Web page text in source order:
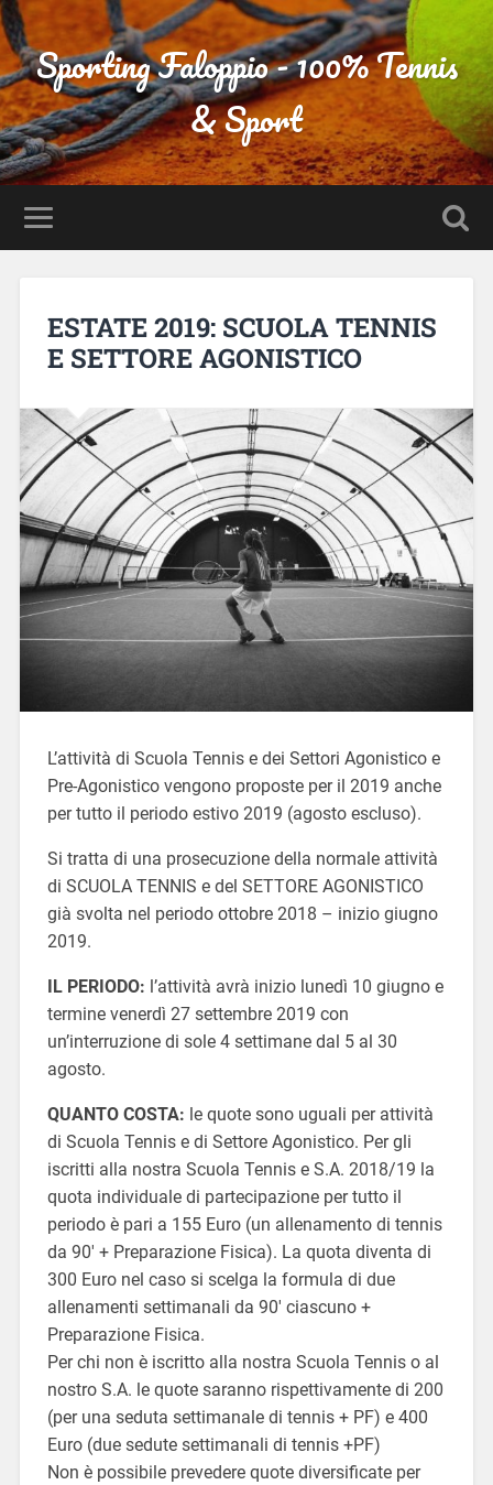
Sporting Faloppio - 100% Tennis
& Sport
ESTATE 2019: SCUOLA TENNIS
E SETTORE AGONISTICO
L’attività di Scuola Tennis e dei Settori Agonistico e
Pre-Agonistico vengono proposte per il 2019 anche
per tutto il periodo estivo 2019 (agosto escluso).
Si tratta di una prosecuzione della normale attività
di SCUOLA TENNIS e del SETTORE AGONISTICO
già svolta nel periodo ottobre 2018 – inizio giugno
2019.
IL PERIODO: l’attività avrà inizio lunedì 10 giugno e
termine venerdì 27 settembre 2019 con
un’interruzione di sole 4 settimane dal 5 al 30
agosto.
QUANTO COSTA: le quote sono uguali per attività
di Scuola Tennis e di Settore Agonistico. Per gli
iscritti alla nostra Scuola Tennis e S.A. 2018/19 la
quota individuale di partecipazione per tutto il
periodo è pari a 155 Euro (un allenamento di tennis
da 90′ + Preparazione Fisica). La quota diventa di
300 Euro nel caso si scelga la formula di due
allenamenti settimanali da 90′ ciascuno +
Preparazione Fisica.
Per chi non è iscritto alla nostra Scuola Tennis o al
nostro S.A. le quote saranno rispettivamente di 200
(per una seduta settimanale di tennis + PF) e 400
Euro (due sedute settimanali di tennis +PF)
Non è possibile prevedere quote diversificate per